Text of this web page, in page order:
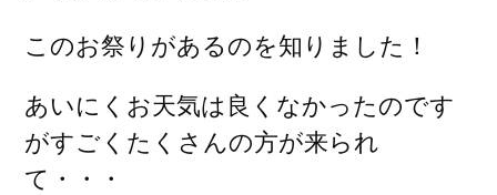
このお祭りがあるのを知りました！
あいにくお天気は良くなかったのです
がすごくたくさんの方が来られ
て・・・